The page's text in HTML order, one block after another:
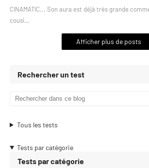
CINAMATIC... Son aura est déjà très grande
cousi…
Afficher plus de posts
Rechercher un test
Tous les tests
Tests par catégorie
Tests par catégorie